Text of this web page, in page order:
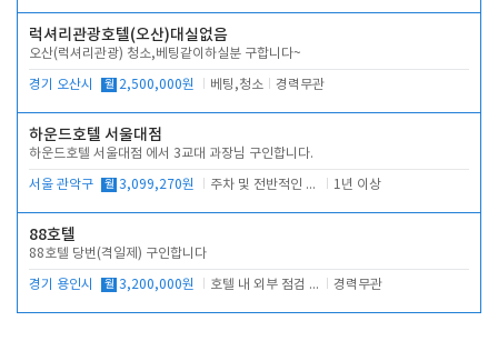
럭셔리관광호텔(오산)대실없음
오산(럭셔리관광) 청소,베팅같이하실분 구합니다~
경기 오산시 월 2,500,000원 베팅,청소 경력무관
하운드호텔 서울대점
하운드호텔 서울대점 에서 3교대 과장님 구인합니다.
서울 관악구 월 3,099,270원 주차 및 전반적인 당번업무 1년 이상
88호텔
88호텔 당번(격일제) 구인합니다
경기 용인시 월 3,200,000원 호텔 내 외부 점검 및 프런트 운영 경력무관